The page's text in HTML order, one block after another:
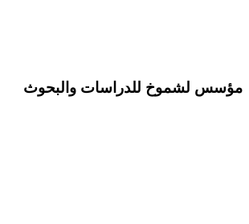
مؤسس لشموخ للدراسات والبحوث